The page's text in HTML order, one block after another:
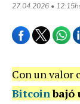
27.04.2026 •
Con un valor
Bitcoinbajó